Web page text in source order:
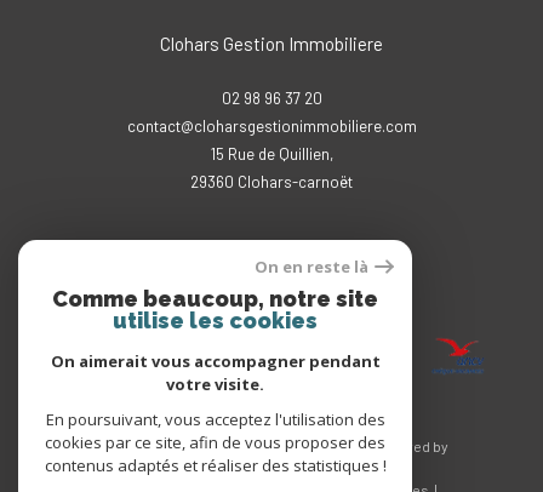
Clohars Gestion Immobiliere
02 98 96 37 20
contact@cloharsgestionimmobiliere.com
15 Rue de Quillien,
29360
clohars-carnoët
Adhérents
© 2026 | Tous droits réservés | Traduction powered by
Google |
On en reste là
Comme beaucoup, notre site
utilise les cookies
On aimerait vous accompagner pendant
votre visite.
En poursuivant, vous acceptez l'utilisation des
cookies par ce site, afin de vous proposer des
contenus adaptés et réaliser des statistiques !